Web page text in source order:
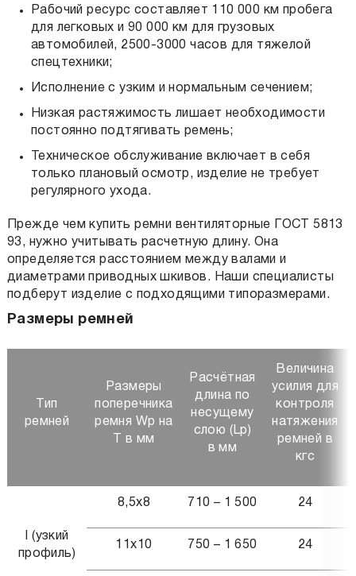
Рабочий ресурс составляет 110 000 км пробега
для легковых и 90 000 км для грузовых
автомобилей, 2500-3000 часов для тяжелой
спецтехники;
Исполнение с узким и нормальным сечением;
Низкая растяжимость лишает необходимости
постоянно подтягивать ремень;
Техническое обслуживание включает в себя
только плановый осмотр, изделие не требует
регулярного ухода.
Прежде чем купитьремни вентиляторные ГОСТ 5813
93 , нужно учитывать расчетную длину. Она
определяется расстоянием между валами и
диаметрами приводных шкивов. Наши специалисты
подберут изделие с подходящими типоразмерами.
Размеры ремней
Тип
ремней
Размеры
поперечника
ремня Wp на
Т в мм
Расчётная
длина по
несущему
слою (Lp)
в мм
Величина
усилия для
контроля
натяжения
ремней в
кгс
I (узкий
профиль)
8,5х8 710 – 1 500 24
11х10 750 – 1 650 24